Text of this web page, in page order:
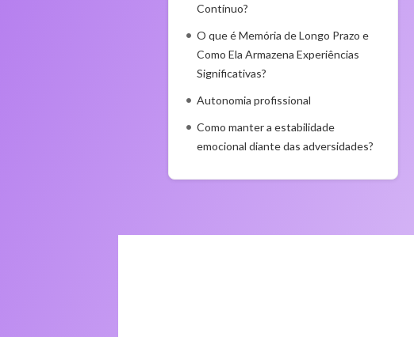
Contínuo?
O que é Memória de Longo Prazo e
Como Ela Armazena Experiências
Significativas?
Autonomia profissional
Como manter a estabilidade
emocional diante das adversidades?